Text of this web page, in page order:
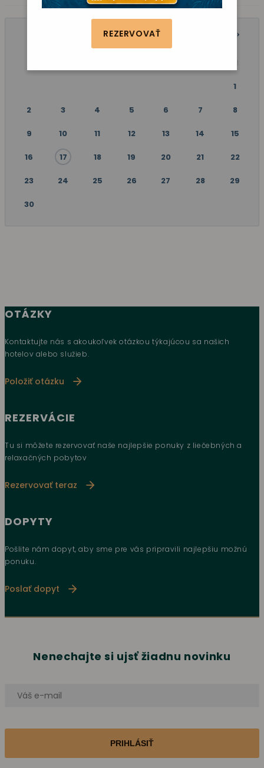
REZERVOVAŤ
JÚN 2025
N
1
2 3 4 5 6 7 8
9 10 11 12 13 14 15
16 17 18 19 20 21 22
23 24 25 26 27 28 29
30
OTÁZKY
Kontaktujte nás s akoukoľvek otázkou týkajúcou sa našich
hotelov alebo služieb.
Položiť otázku
REZERVÁCIE
Tu si môžete rezervovať naše najlepšie ponuky z liečebných a
relaxačných pobytov
Rezervovať teraz
DOPYTY
Pošlite nám dopyt, aby sme pre vás pripravili najlepšiu možnú
ponuku.
Poslať dopyt
Nenechajte si ujsť žiadnu novinku
PRIHLÁSIŤ